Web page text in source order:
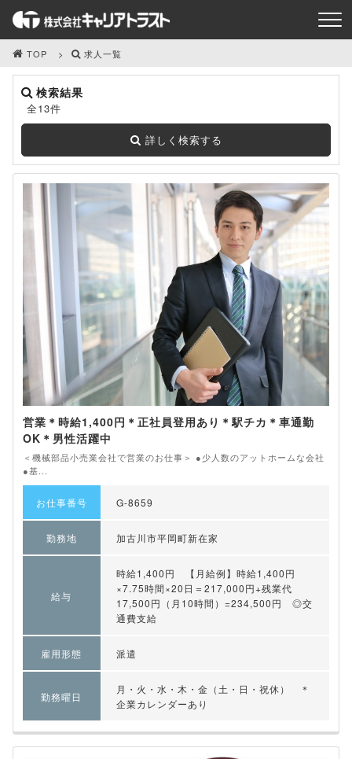
TOP 求人一覧
検索結果
全13件
詳しく検索する
営業＊時給1,400円＊正社員登用あり＊駅チカ＊車通勤
OK＊男性活躍中
＜機械部品小売業会社で営業のお仕事＞ ●少人数のアットホームな会社
●基...
お仕事番号 G-8659
勤務地 加古川市平岡町新在家
給与
時給1,400円 【月給例】時給1,400円
×7.75時間×20日＝217,000円+残業代
17,500円（月10時間）=234,500円 ◎交
通費支給
雇用形態 派遣
勤務曜日
月・火・水・木・金（土・日・祝休） ＊
企業カレンダーあり